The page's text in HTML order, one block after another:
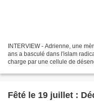
INTERVIEW - Adrienne, une
ans a basculé dans l'islam
charge par une cellule de
Fêté le 19 juillet :